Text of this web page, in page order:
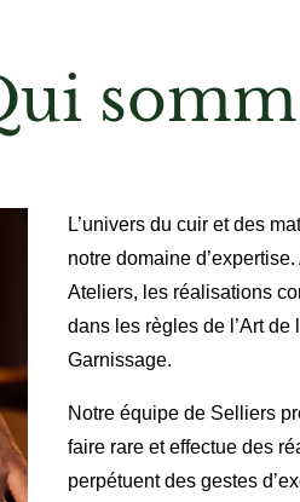
L’univers du cuir et des
notre domaine
Ateliers, les réalisations
dans les règles de l’Art de
Garnissage.
Notre équipe de Selliers
faire rare et effectue des
perpétuent des gestes